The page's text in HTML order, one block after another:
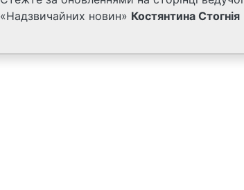
«Надзвичайних новин» Костянтина Стогнія